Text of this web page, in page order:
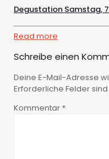
Degustation Samstag,
Read more
Schreibe einen
Deine E-Mail-Adresse
Erforderliche Felder
Kommentar *